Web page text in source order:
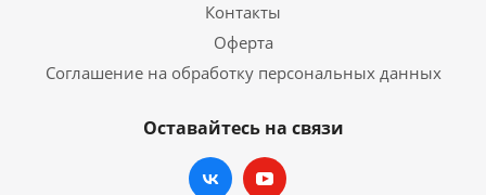
Контакты
Оферта
Соглашение на обработку персональных данных
Оставайтесь на связи